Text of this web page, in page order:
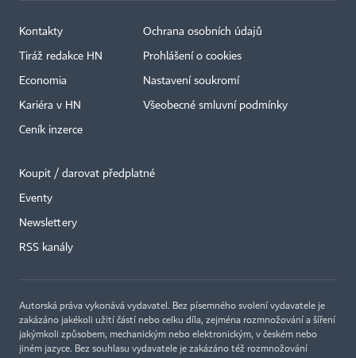
Kontakty
Tiráž redakce HN
Economia
Kariéra v HN
Ceník inzerce
Ochrana osobních údajů
Prohlášení o cookies
Nastavení soukromí
Všeobecné smluvní podmínky
Koupit / darovat předplatné
Eventy
Newslettery
RSS kanály
Autorská práva vykonává vydavatel. Bez písemného svolení vydavatele je
zakázáno jakékoli užití částí nebo celku díla, zejména rozmnožování a šíření
jakýmkoli způsobem, mechanickým nebo elektronickým, v českém nebo
jiném jazyce. Bez souhlasu vydavatele je zakázáno též rozmnožování